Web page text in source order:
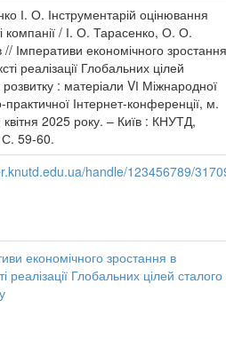
І. О. Інструментарій оцінювання
компанії / І. О. Тарасенко, О. О.
// Імперативи економічного зростання
реалізації Глобальних цілей
розвитку : матеріали VІ Міжнародної
практичної Інтернет-конференції, м.
квітня 2025 року. – Київ : КНУТД,
59-60.
handle/123456789/
економічного зростання в
реалізації Глобальних цілей сталого